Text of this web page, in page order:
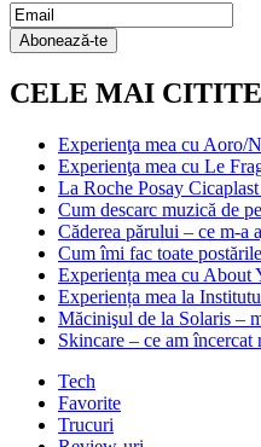
Email
Subscription
Abonează-te
CELE MAI CITITE
Experienţa mea cu Aoro/
Experienţa mea cu Le
La Roche Posay
Cum descarc muzică de
Căderea părului – ce m-a
Cum îmi fac toate
Experiența mea cu About
Experiența mea la
Măcinişul de la Solaris –
Skincare – ce am încercat
Tech
Favorite
Trucuri